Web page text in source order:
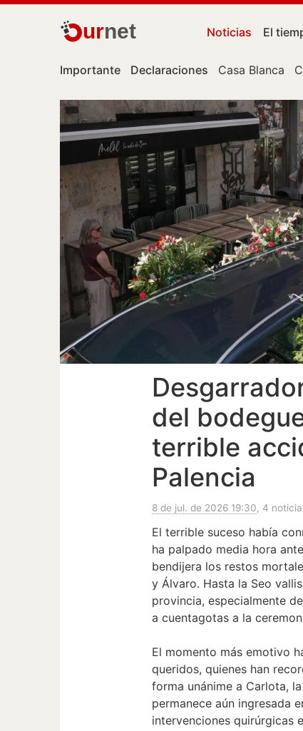
urnet Noticias El
Importante Declaraciones Casa Blanca
del
terrible
Palencia
8 de jul. de 2026 19:30, 4
El terrible suceso había
ha palpado media hora
bendijera los restos
y Álvaro. Hasta la Seo
provincia, especialmente
a cuentagotas a la
El momento más emotivo
queridos, quienes han
forma unánime a Carlota,
permanece aún ingresada
intervenciones quirúrgicas